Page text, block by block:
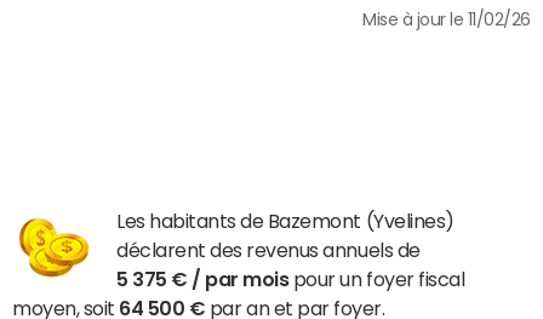
Mise à jour le 11/02/26
Les habitants de Bazemont (Yvelines)
déclarent des revenus annuels de
5 375 € / par moispour un foyer fiscal
moyen, soit 64 500 € par an et par foyer.